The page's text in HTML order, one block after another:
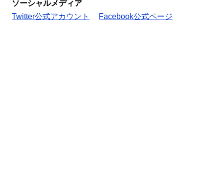
ソーシャルメディア
Twitter公式アカウント
Facebook公式ページ